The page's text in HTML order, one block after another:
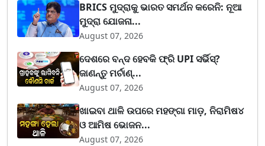
BRICS ମୁଦ୍ରାକୁ ଭାରତ ସମର୍ଥନ କରେନି: ନୂଆ
ମୁଦ୍ରା ଯୋଜନା...
August 07, 2026
ଦେଶରେ ବନ୍ଦ ହେବକି ଫ୍ରି UPI ସର୍ଭିସ୍?
ଜାଣନ୍ତୁ ମର୍ଚାଣ୍...
August 07, 2026
ଖାଇବା ଥାଳି ଉପରେ ମହଙ୍ଗା ମାଡ଼, ନିରାମିଷ୪
ଓ ଆମିଷ ଭୋଜନ...
August 07, 2026